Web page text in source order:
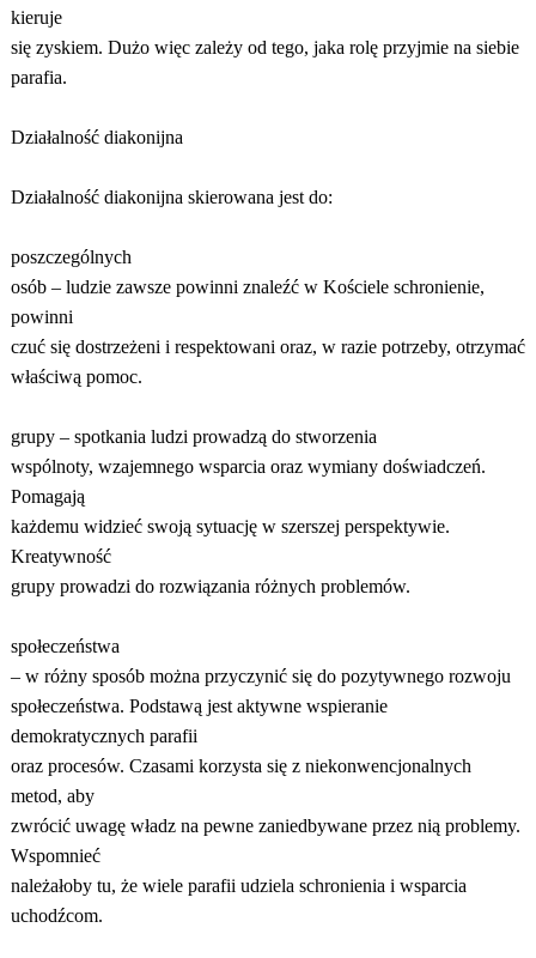
kieruje
się zyskiem. Dużo więc zależy od tego, jaka rolę przyjmie na siebie
parafia.
Działalność diakonijna
Działalność diakonijna skierowana jest do:
poszczególnych
osób – ludzie zawsze powinni znaleźć w Kościele schronienie,
powinni
czuć się dostrzeżeni i respektowani oraz, w razie potrzeby, otrzymać
właściwą pomoc.
grupy – spotkania ludzi prowadzą do stworzenia
wspólnoty, wzajemnego wsparcia oraz wymiany doświadczeń.
Pomagają
każdemu widzieć swoją sytuację w szerszej perspektywie.
Kreatywność
grupy prowadzi do rozwiązania różnych problemów.
społeczeństwa
– w różny sposób można przyczynić się do pozytywnego rozwoju
społeczeństwa. Podstawą jest aktywne wspieranie
demokratycznych parafii
oraz procesów. Czasami korzysta się z niekonwencjonalnych
metod, aby
zwrócić uwagę władz na pewne zaniedbywane przez nią problemy.
Wspomnieć
należałoby tu, że wiele parafii udziela schronienia i wsparcia
uchodźcom.